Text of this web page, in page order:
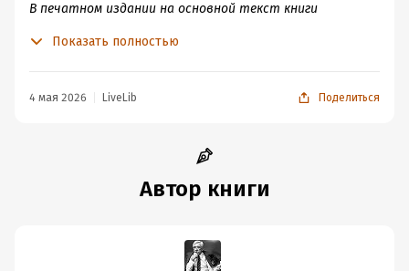
В печатном издании на основной текст книги
которая отведена воспоминаниям шестерых авторов, и
огромный фрагмент (из книги «Ванька-ротный» А.
Шумилина) тоже обрывается на лоскуты.
Если редакторы не смогли набрать «живого
против, но зачем такую огромную часть текста
Показать полностью
4 мая 2026 LiveLib Поделиться
Автор книги